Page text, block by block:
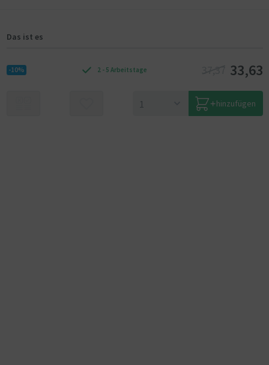
Das ist es
-10% 2 - 5 Arbeitstage 33,63
hinzufügen